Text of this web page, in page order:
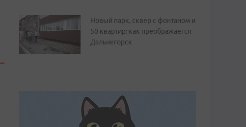
Новый парк, сквер с фонтаном и
50 квартир: как преображается
Дальнегорск